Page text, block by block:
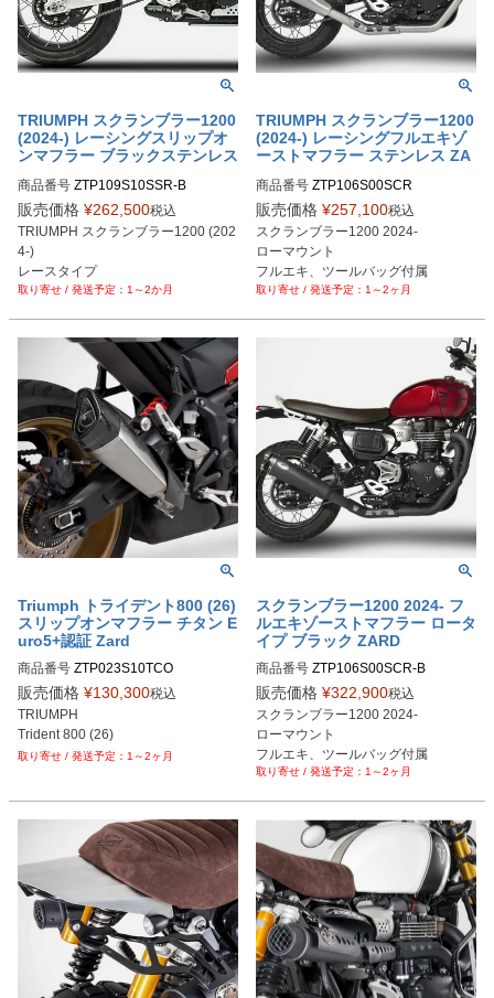
TRIUMPH スクランブラー1200
(2024-) レーシングスリップオ
ンマフラー ブラックステンレス
商品番号 ZTP109S10SSR-B
販売価格 ¥262,500税込
TRIUMPH スクランブラー1200 (202
4-)
レースタイプ
1～2か月
TRIUMPH スクランブラー1200
(2024-) レーシングフルエキゾ
ーストマフラー ステンレス ZA
商品番号 ZTP106S00SCR
販売価格 ¥257,100税込
スクランブラー1200 2024-
ローマウント
フルエキ、ツールバッグ付属
サテンカラー
1～2ヶ月
Triumph トライデント800 (26)
スリップオンマフラー チタン E
uro5+認証 Zard
商品番号 ZTP023S10TCO
販売価格 ¥130,300税込
TRIUMPH
Trident 800 (26)
1～2ヶ月
スクランブラー1200 2024- フ
ルエキゾーストマフラー ロータ
イプ ブラック ZARD
商品番号 ZTP106S00SCR-B
販売価格 ¥322,900税込
スクランブラー1200 2024-
ローマウント
フルエキ、ツールバッグ付属
ブラック
1～2ヶ月